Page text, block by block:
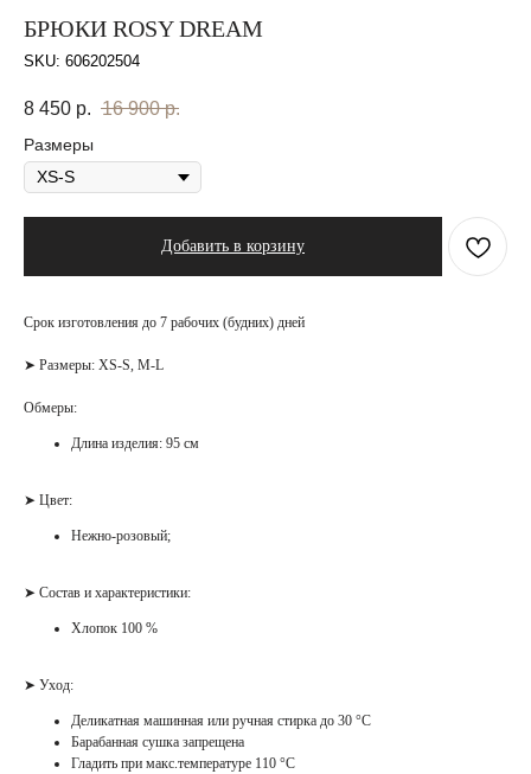
БРЮКИ ROSY DREAM
SKU: 606202504
8 450 р. 16 900 р.
Размеры
Добавить в корзину
Срок изготовления до 7 рабочих (будних) дней
➤ Размеры: XS-S, M-L
Обмеры:
Длина изделия: 95 см
➤ Цвет:
Нежно-розовый;
➤ Состав и характеристики:
Хлопок 100 %
➤ Уход:
Деликатная машинная или ручная стирка до 30 °С
Барабанная сушка запрещена
Гладить при макс.температуре 110 °С